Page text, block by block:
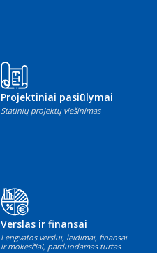
Projektiniai pasiūlymai
Statinių projektų viešinimas
Verslas ir finansai
Lengvatos verslui, leidimai, finansai
ir mokesčiai, parduodamas turtas